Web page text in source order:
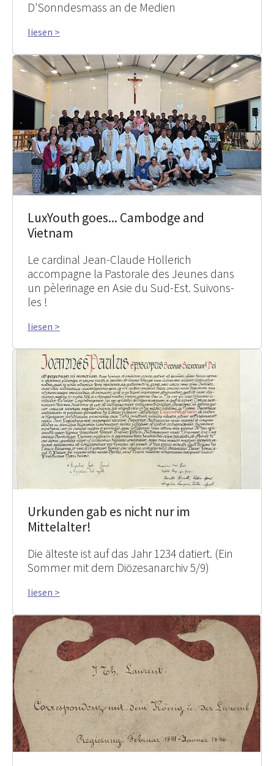
D'Sonndesmass an de Medien
liesen >
LuxYouth goes... Cambodge and
Vietnam
Le cardinal Jean-Claude Hollerich
accompagne la Pastorale des Jeunes dans
un pèlerinage en Asie du Sud-Est. Suivons-
les !
liesen >
Urkunden gab es nicht nur im
Mittelalter!
Die älteste ist auf das Jahr 1234 datiert. (Ein
Sommer mit dem Diözesanarchiv 5/9)
liesen >